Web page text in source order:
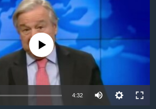
source currently available
4:32